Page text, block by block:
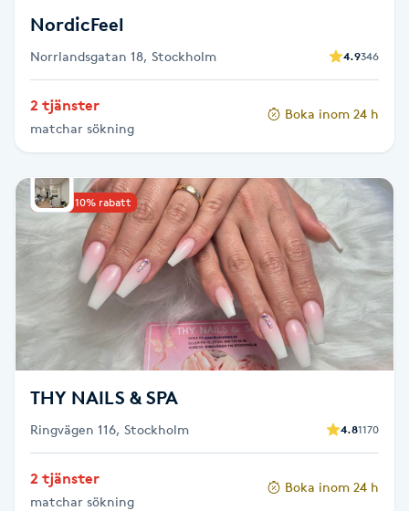
Gel naglar
Gellack
Gellack med förstärkning
Gravidmassage
Gravidyoga
Gruppträning
Gua Sha-massage
NordicFeel
Norrlandsgatan 18, Stockholm 4.9346
2 tjänster
matchar sökning
Boka inom 24 h
Upp till 10% rabatt
THY NAILS & SPA
Ringvägen 116, Stockholm 4.81170
2 tjänster
matchar sökning
Boka inom 24 h